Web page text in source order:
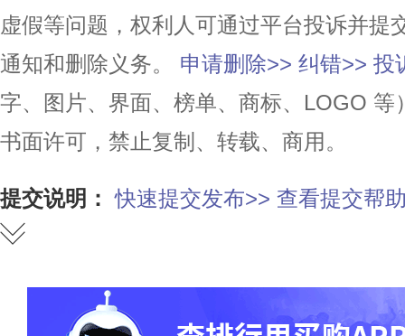
虚假等问题，权利人可通过平台投诉并提
通知和删除义务。
申请删除>> 纠错>> 投
字、图片、界面、榜单、商标、LOGO
书面许可，禁止复制、转载、商用。
提交说明： 快速提交发布>> 查看提交帮